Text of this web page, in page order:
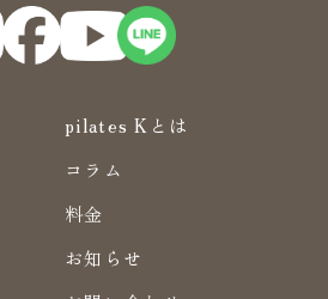
pilates Kとは
コラム
料金
お知らせ